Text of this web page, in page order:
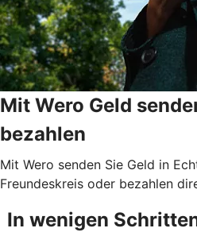
Mit Wero Geld
bezahlen
Mit Wero senden Sie Geld in
Freundeskreis oder bezahlen
In wenigen